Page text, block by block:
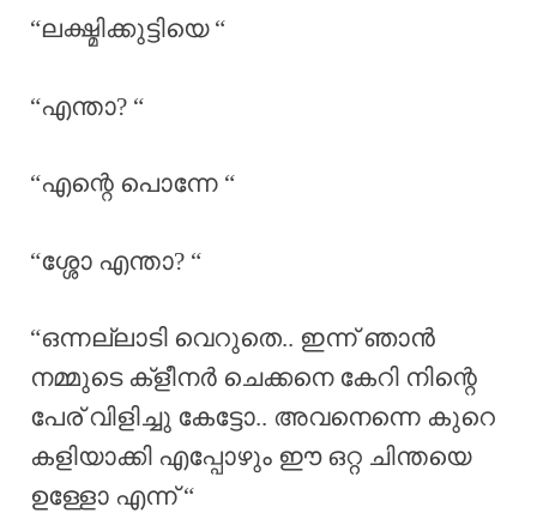
“ലക്ഷ്മിക്കുട്ടിയെ “
“എന്താ? “
“എന്റെ പൊന്നേ “
“ശ്ശോ എന്താ? “
“ഒന്നല്ലാടി വെറുതെ.. ഇന്ന് ഞാൻ
നമ്മുടെ ക്‌ളീനർ ചെക്കനെ കേറി നിന്റെ
പേര് വിളിച്ചു കേട്ടോ.. അവനെന്നെ കുറെ
കളിയാക്കി എപ്പോഴും ഈ ഒറ്റ ചിന്തയെ
ഉള്ളോ എന്ന് “